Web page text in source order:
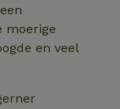
moerige
en veel